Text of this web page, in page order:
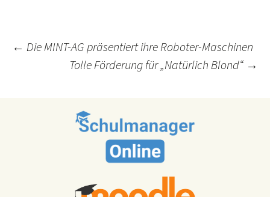
Post
← Die MINT-AG präsentiert ihre Roboter-Maschinen
Tolle Förderung für „Natürlich Blond“ →